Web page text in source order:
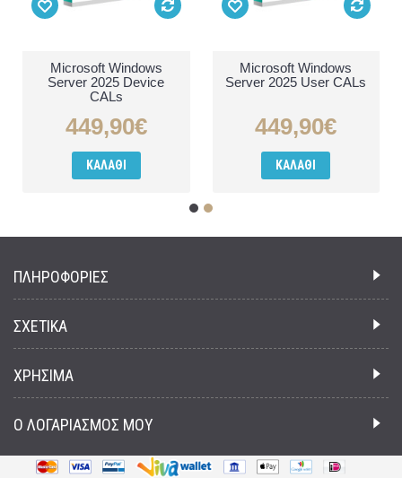
Microsoft Windows
Server 2025 Device
CALs
449,90€
ΚΑΛΆΘΙ
Microsoft Windows
Server 2025 User CALs
449,90€
ΚΑΛΆΘΙ
ΠΛΗΡΟΦΟΡΙΕΣ
ΣΧΕΤΙΚΑ
ΧΡΗΣΙΜΑ
Ο ΛΟΓΑΡΙΑΣΜΟΣ ΜΟΥ